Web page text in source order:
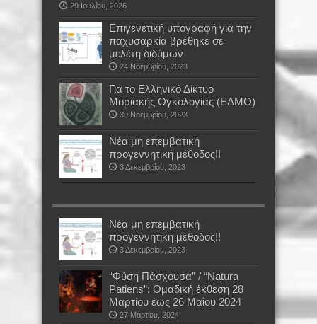
29 Ιουλίου, 2026
Επιγενετική υπογραφή για την
παχυσαρκία βρέθηκε σε
μελέτη διδύμων
24 Νοεμβρίου, 2023
Για το Ελληνικό Δίκτυο
Μοριακής Ογκολογίας (ΕΔΜΟ)
30 Νοεμβρίου, 2023
Νέα μη επεμβατική
προγεννητική μέθοδος!!
3 Δεκεμβρίου, 2023
Νέα μη επεμβατική
προγεννητική μέθοδος!!
3 Δεκεμβρίου, 2023
“Φύση Πάσχουσα” / “Natura
Patiens”: Ομαδική έκθεση 28
Μαρτίου έως 26 Μαΐου 2024
27 Μαρτίου, 2024